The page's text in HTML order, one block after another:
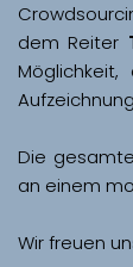
dem Reiter
Die
Wir freuen